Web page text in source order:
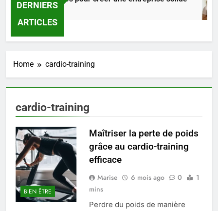
DERNIERS
ARTICLES
19 Heures Ago
Home cardio-training
cardio-training
BIEN ÊTRE
Maîtriser la perte de poids
grâce au cardio-training
efficace
Marise 6 mois ago 0
1
mins
Perdre du poids de manière
5
peau éclatante grâce à The
Ordinary
SANTÉ